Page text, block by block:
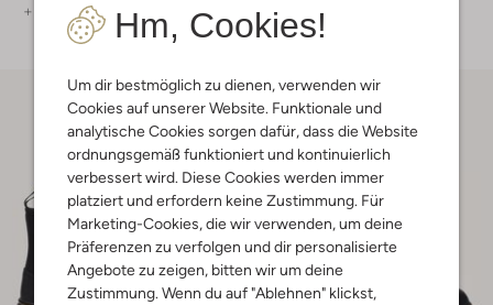
Hm, Cookies!
Um dir bestmöglich zu dienen, verwenden wir
Cookies auf unserer Website. Funktionale und
analytische Cookies sorgen dafür, dass die Website
ordnungsgemäß funktioniert und kontinuierlich
verbessert wird. Diese Cookies werden immer
platziert und erfordern keine Zustimmung. Für
Marketing-Cookies, die wir verwenden, um deine
Präferenzen zu verfolgen und dir personalisierte
Angebote zu zeigen, bitten wir um deine
Zustimmung. Wenn du auf "Ablehnen" klickst,
+ mehr farben